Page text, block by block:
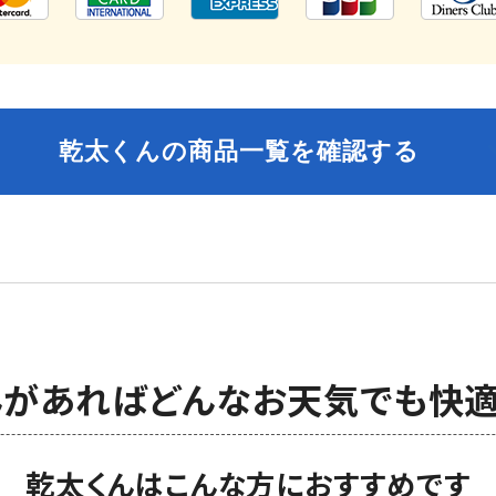
乾太くんの商品一覧を確認する
あればどんなお天気でも快
乾太くんはこんな方におすすめです